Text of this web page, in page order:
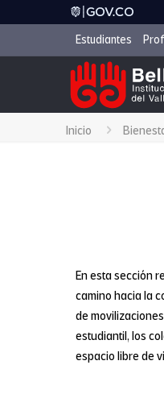
Estudiantes
Inicio
En esta sección
camino hacia la
de
estudiantil, los
espacio libre de